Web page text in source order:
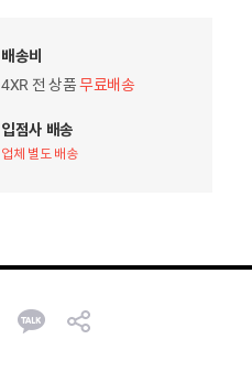
배송비
4XR 전 상품무료배송
입점사 배송
업체 별도 배송
카
카
공
유